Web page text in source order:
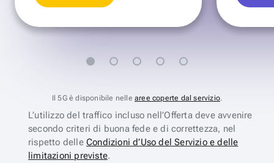
Il 5G è disponibile nelle aree coperte dal servizio.
L’utilizzo del traffico incluso nell’Offerta deve avvenire
secondo criteri di buona fede e di correttezza, nel
rispetto delle Condizioni d’Uso del Servizio e delle
limitazioni previste.